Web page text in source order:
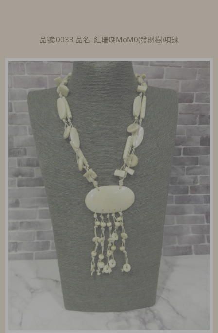
品號:0033 品名: 紅珊瑚MoM0(發財樹)項鍊